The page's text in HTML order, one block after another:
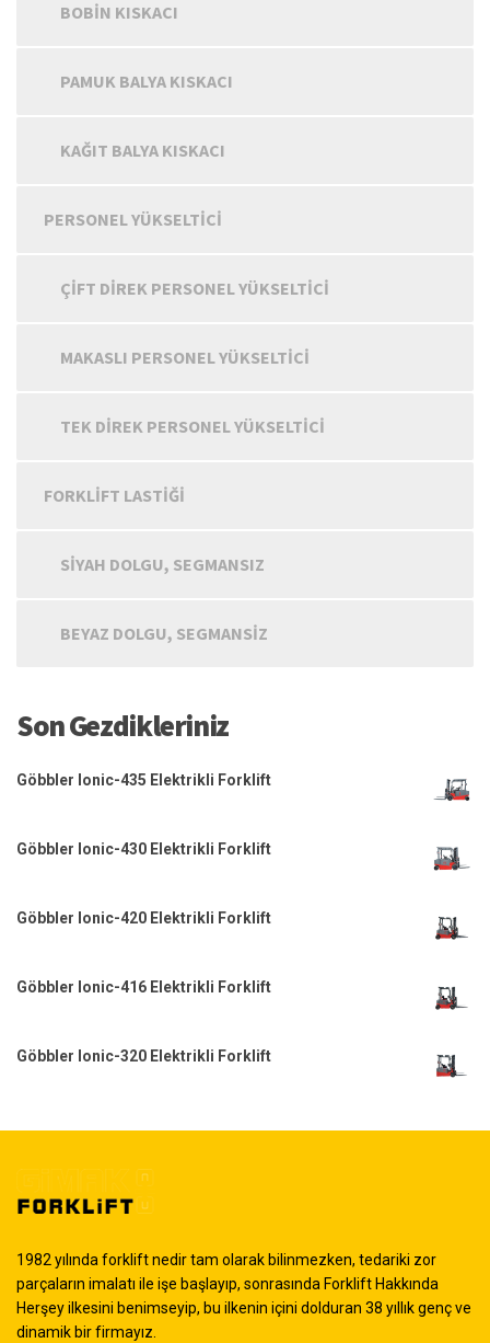
BOBIN KISKACI
PAMUK BALYA KISKACI
KAĞIT BALYA KISKACI
PERSONEL YÜKSELTICI
ÇIFT DIREK PERSONEL YÜKSELTICI
MAKASLI PERSONEL YÜKSELTICI
TEK DIREK PERSONEL YÜKSELTICI
FORKLIFT LASTIĞI
SIYAH DOLGU, SEGMANSIZ
BEYAZ DOLGU, SEGMANSIZ
Son Gezdikleriniz
Göbbler Ionic-435 Elektrikli Forklift
Göbbler Ionic-430 Elektrikli Forklift
Göbbler Ionic-420 Elektrikli Forklift
Göbbler Ionic-416 Elektrikli Forklift
Göbbler Ionic-320 Elektrikli Forklift
1982 yılında forklift nedir tam olarak bilinmezken, tedariki zor
parçaların imalatı ile işe başlayıp, sonrasında Forklift Hakkında
Herşey ilkesini benimseyip, bu ilkenin içini dolduran 38 yıllık genç ve
dinamik bir firmayız.